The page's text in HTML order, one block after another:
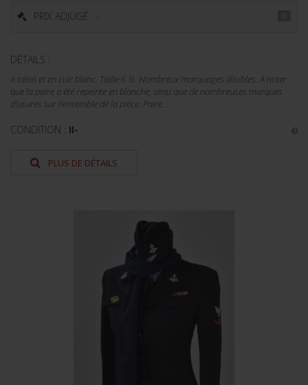
PRIX ADJUGÉ : -
DÉTAILS :
A talon et en cuir blanc. Taille 6 ½. Nombreux marquages illisibles. A noter
que la paire a été repeinte en blanche, ainsi que de nombreuses marques
d’usures sur l’ensemble de la pièce. Paire...
CONDITION : II-
PLUS DE DÉTAILS